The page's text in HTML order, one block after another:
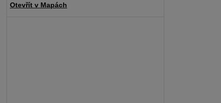
Otevřít v Mapách